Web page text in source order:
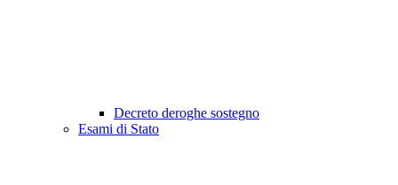
Decreto deroghe sostegno
Esami di Stato